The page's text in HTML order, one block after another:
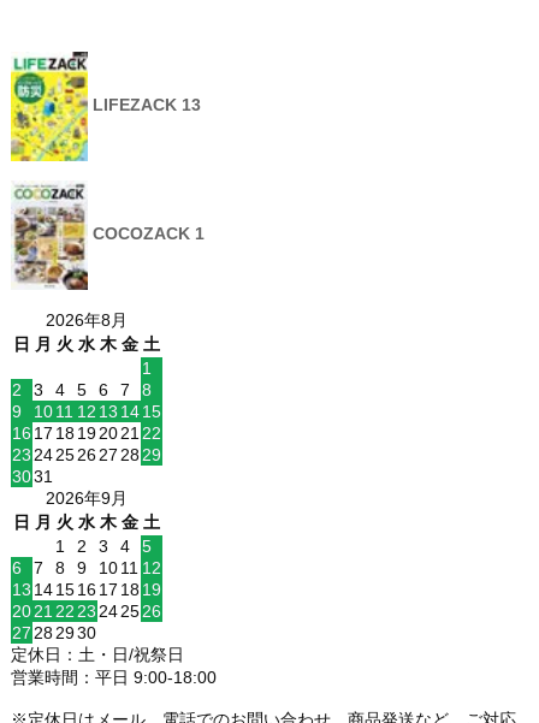
LIFEZACK 13
COCOZACK 1
2026年8月
日
月 火 水 木 金 土
1
2
3 4 5 6 7
8
9
1011 12 13 1415
16 17 18192021 22
23 24252627 2829
3031
2026年9月
日
月 火 水 木 金 土
1
2 3 4
5
6
7 8 9 1011 12
13 14151617 1819
2021 22 23 242526
27 282930
定休日：土・日/祝祭日
営業時間：平日 9:00-18:00